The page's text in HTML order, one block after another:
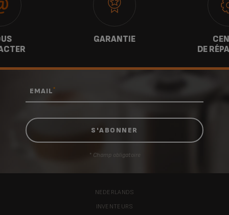
GARANTIE
DE
EMAIL*
* Champ obligatoire
NEDERLANDS
INVENTEURS